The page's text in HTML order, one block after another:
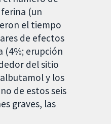
(un
el tiempo
de efectos
(4%; erupción
del sitio
y los
de estos seis
graves, las